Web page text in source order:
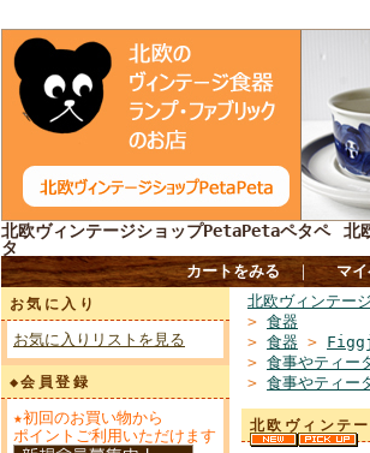
北欧ヴィンテージショップPetaPetaペタペ
タ
北
カートをみる ｜ マ
お気に入り
お気に入りリストを見る
◆会員登録
★初回のお買い物から
ポイントご利用いただけます
北欧ヴィンテー
> 食器
> 食器 >
> 食事やティー
> 食事やティー
北欧ヴィン